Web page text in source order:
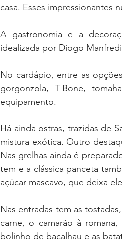
casa. Esses impressionantes
A gastronomia e a
idealizada por Diogo
No cardápio, entre as
gorgonzola, T-Bone,
equipamento.
Há ainda ostras, trazidas de
mistura exótica. Outro
Nas grelhas ainda é
tem e a clássica panceta
açúcar mascavo, que deixa
Nas entradas tem as
carne, o camarão à
bolinho de bacalhau e as